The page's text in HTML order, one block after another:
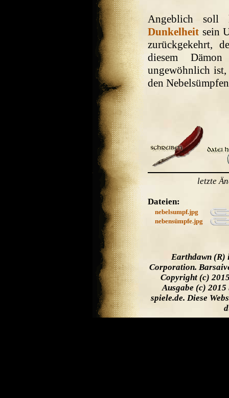
Angeblich soll
Dunkelheit sein
zurückgekehrt,
diesem
ungewöhnlich ist,
den
letzte
Dateien:
nebelsumpf.jpg
nebensümpfe.jpg
Earthdawn (R)
Corporation.
Copyright (c)
Ausgabe (c) 2015
spiele.de. Diese